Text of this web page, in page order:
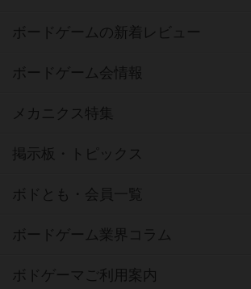
ボードゲームの新着レビュー
ボードゲーム会情報
メカニクス特集
掲示板・トピックス
ボドとも・会員一覧
ボードゲーム業界コラム
ボドゲーマご利用案内